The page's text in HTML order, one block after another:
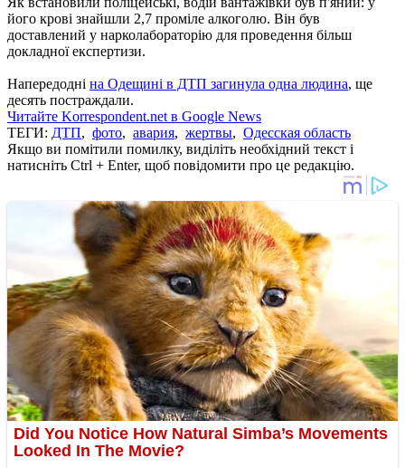
його крові знайшли 2,7 проміле алкоголю. Він був
доставлений у нарколабораторію для проведення більш
докладної експертизи.
Напередодні на Одещині в ДТП загинула одна людина, ще
десять постраждали.
Читайте Korrespondent.net в Google News
ТЕГИ: ДТП, фото, авария, жертвы, Одесская область
Якщо ви помітили помилку, виділіть необхідний текст і
натисніть Ctrl + Enter, щоб повідомити про це редакцію.